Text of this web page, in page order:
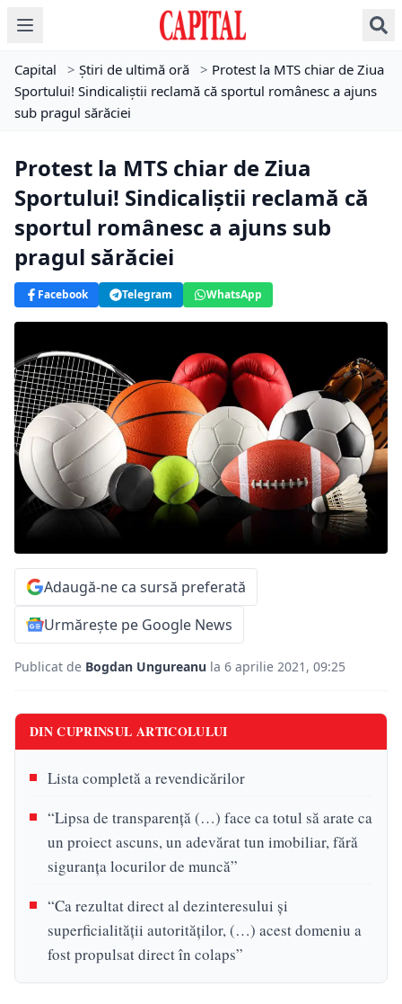
Capital > Știri de ultimă oră > Protest la MTS chiar de Ziua
Sportului! Sindicaliştii reclamă că sportul românesc a ajuns
sub pragul sărăciei
Protest la MTS chiar de Ziua
Sportului! Sindicaliştii reclamă că
sportul românesc a ajuns sub
pragul sărăciei
Facebook Telegram WhatsApp
Adaugă-ne ca sursă preferată
Urmărește pe Google News
Publicat de Bogdan Ungureanu la 6 aprilie 2021, 09:25
DIN CUPRINSUL ARTICOLULUI
Lista completă a revendicărilor
“Lipsa de transparenţă (…) face ca totul să arate ca
un proiect ascuns, un adevărat tun imobiliar, fără
siguranţa locurilor de muncă”
“Ca rezultat direct al dezinteresului şi
superficialităţii autorităţilor, (…) acest domeniu a
fost propulsat direct în colaps”